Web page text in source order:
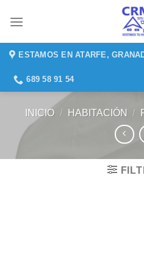
ESTAMOS EN ATARFE,
689 58 91 54
INICIO / HABITACIÓN /